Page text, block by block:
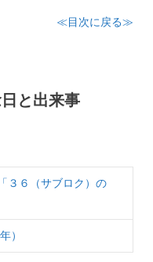
≪目次に戻る≫
と出来事
３６（サブロク）の
）